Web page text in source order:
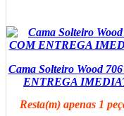
Cama Solteiro Wood
ENTREGA
Resta(m) apenas 1